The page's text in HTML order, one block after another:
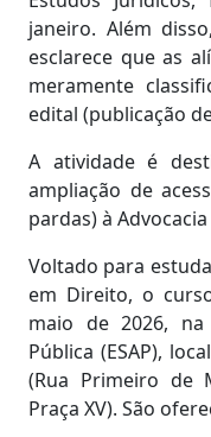
janeiro. Além
esclarece que as
meramente
edital (publicação
A atividade é
ampliação de
pardas) à
Voltado para
em Direito, o
maio de 2026, na
Pública (ESAP),
(Rua Primeiro de
Praça XV). São